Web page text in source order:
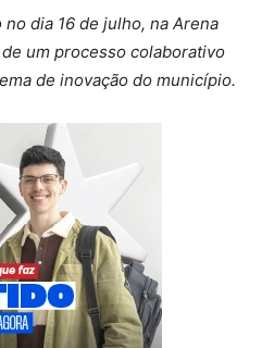
dia 16 de julho, na Arena
um processo colaborativo
de inovação do município.